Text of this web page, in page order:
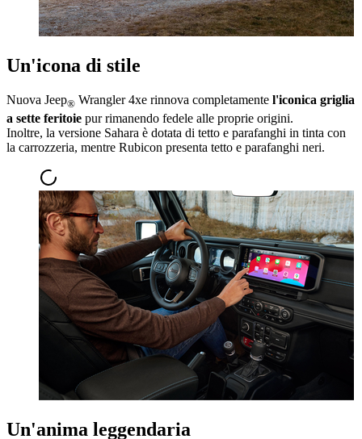
Un'icona di stile
Nuova Jeep® Wrangler 4xe rinnova completamente l'iconica griglia
a sette feritoie pur rimanendo fedele alle proprie origini.
Inoltre, la versione Sahara è dotata di tetto e parafanghi in tinta con
la carrozzeria, mentre Rubicon presenta tetto e parafanghi neri.
Un'anima leggendaria